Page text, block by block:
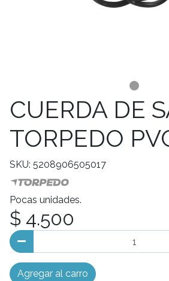
CUERDA DE
TORPEDO
SKU: 5208906505017
Pocas unidades.
$ 4.500
Agregar al carro